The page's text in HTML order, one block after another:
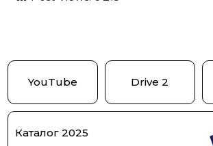
YouTube Drive 2
Каталог 2025